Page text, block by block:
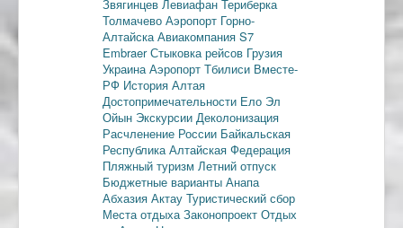
Звягинцев Левиафан Териберка
Толмачево Аэропорт Горно-
АлтайскаАвиакомпания S7
EmbraerСтыковка рейсов Грузия
УкраинаАэропорт Тбилиси Вместе-
РФ История Алтая
Достопримечательности Ело Эл
Ойын Экскурсии Деколонизация
Расчленение России Байкальская
РеспубликаАлтайская Федерация
Пляжный туризм Летний отпуск
Бюджетные варианты Анапа
Абхазия Актау Туристический сбор
Места отдыхаЗаконопроект Отдых